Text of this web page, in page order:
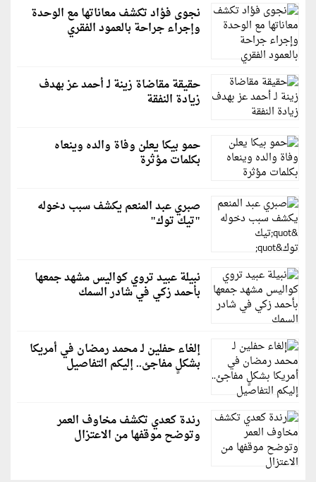
نجوى فؤاد تكشف معاناتها مع الوحدة
وإجراء جراحة بالعمود الفقري
حقيقة مقاضاة زينة لـ أحمد عز بهدف
زيادة النفقة
حمو بيكا يعلن وفاة والده وينعاه
بكلمات مؤثرة
صبري عبد المنعم يكشف سبب دخوله
"تيك توك"
نبيلة عبيد تروي كواليس مشهد جمعها
بأحمد زكي في شادر السمك
إلغاء حفلين لـ محمد رمضان في أمريكا
بشكلٍ مفاجئ.. إليكم التفاصيل
رندة كعدي تكشف مخاوف العمر
وتوضح موقفها من الاعتزال